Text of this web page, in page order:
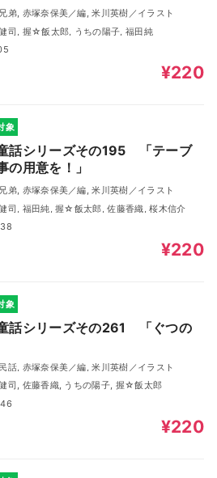
弟, 赤塚奈保美／編, 米川英樹／イラスト
司, 握☆飯太郎, うちの陽子, 福田純
¥220
象
話シリーズその195 「テーブ
の用意を！」
弟, 赤塚奈保美／編, 米川英樹／イラスト
司, 福田純, 握☆飯太郎, 佐藤香織, 桜木信介
¥220
象
話シリーズその261 「ぐつの
話, 赤塚奈保美／編, 米川英樹／イラスト
司, 佐藤香織, うちの陽子, 握☆飯太郎
¥220